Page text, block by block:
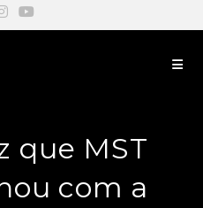
que MST
com a